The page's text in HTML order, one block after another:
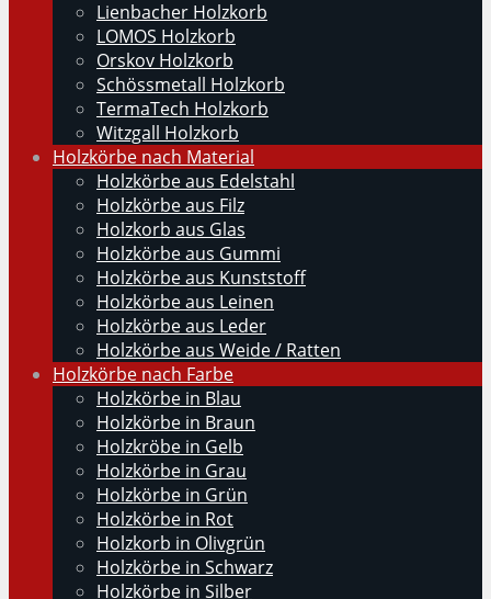
Lienbacher Holzkorb
LOMOS Holzkorb
Orskov Holzkorb
Schössmetall Holzkorb
TermaTech Holzkorb
Witzgall Holzkorb
Holzkörbe nach Material
Holzkörbe aus Edelstahl
Holzkörbe aus Filz
Holzkorb aus Glas
Holzkörbe aus Gummi
Holzkörbe aus Kunststoff
Holzkörbe aus Leinen
Holzkörbe aus Leder
Holzkörbe aus Weide / Ratten
Holzkörbe nach Farbe
Holzkörbe in Blau
Holzkörbe in Braun
Holzkröbe in Gelb
Holzkörbe in Grau
Holzkörbe in Grün
Holzkörbe in Rot
Holzkorb in Olivgrün
Holzkörbe in Schwarz
Holzkörbe in Silber